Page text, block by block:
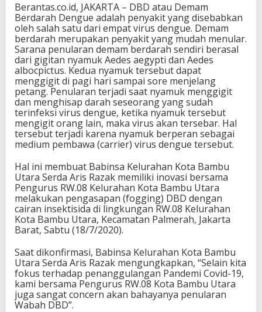
Berantas.co.id, JAKARTA – DBD atau Demam
Berdarah Dengue adalah penyakit yang disebabkan
oleh salah satu dari empat virus dengue. Demam
berdarah merupakan penyakit yang mudah menular.
Sarana penularan demam berdarah sendiri berasal
dari gigitan nyamuk Aedes aegypti dan Aedes
albocpictus. Kedua nyamuk tersebut dapat
menggigit di pagi hari sampai sore menjelang
petang. Penularan terjadi saat nyamuk menggigit
dan menghisap darah seseorang yang sudah
terinfeksi virus dengue, ketika nyamuk tersebut
mengigit orang lain, maka virus akan tersebar. Hal
tersebut terjadi karena nyamuk berperan sebagai
medium pembawa (carrier) virus dengue tersebut.
Hal ini membuat Babinsa Kelurahan Kota Bambu
Utara Serda Aris Razak memiliki inovasi bersama
Pengurus RW.08 Kelurahan Kota Bambu Utara
melakukan pengasapan (fogging) DBD dengan
cairan insektisida di lingkungan RW.08 Kelurahan
Kota Bambu Utara, Kecamatan Palmerah, Jakarta
Barat, Sabtu (18/7/2020).
Saat dikonfirmasi, Babinsa Kelurahan Kota Bambu
Utara Serda Aris Razak mengungkapkan, “Selain kita
fokus terhadap penanggulangan Pandemi Covid-19,
kami bersama Pengurus RW.08 Kota Bambu Utara
juga sangat concern akan bahayanya penularan
Wabah DBD”.